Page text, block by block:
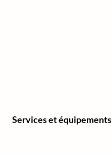
Services et équipements